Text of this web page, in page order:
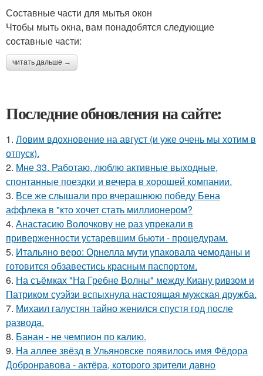
Составные части для мытья окон
Чтобы мыть окна, вам понадобятся следующие
составные части:
читать дальше →
Последние обновления на сайте:
1. Ловим вдохновение на август (и уже очень мы хотим в
отпуск).
2. Мне 33. Работаю, люблю активные выходные,
спонтанные поездки и вечера в хорошей компании.
3. Все же слышали про вчерашнюю победу Бена
аффлека в "кто хочет стать миллионером?
4. Анастасию Волочкову не раз упрекали в
приверженности устаревшим бьюти - процедурам.
5. Итальяно веро: Орнелла мути упаковала чемоданы и
готовится обзавестись красным паспортом.
6. На съёмках "На Гребне Волны" между Киану ривзом и
Патриком суэйзи вспыхнула настоящая мужская дружба.
7. Михаил галустян тайно женился спустя год после
развода.
8. Банан - не чемпион по калию.
9. На аллее звёзд в Ульяновске появилось имя Фёдора
Добронравова - актёра, которого зрители давно